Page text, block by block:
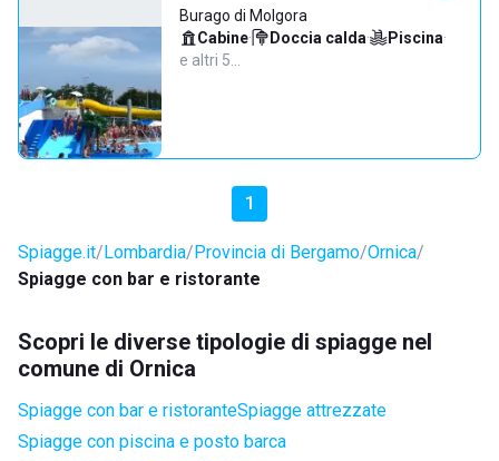
Burago di Molgora
Cabine· Doccia calda· Piscina·
e altri 5…
1
Spiagge.it Lombardia Provincia di Bergamo Ornica
Spiagge con bar e ristorante
Scopri le diverse tipologie di spiagge nel
comune di Ornica
Spiagge con bar e ristoranteSpiagge attrezzate
Spiagge con piscina e posto barca